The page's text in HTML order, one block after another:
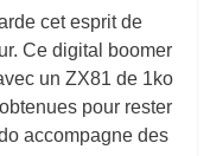
cet esprit de
Ce digital boomer
un ZX81 de 1ko
obtenues pour rester
accompagne des